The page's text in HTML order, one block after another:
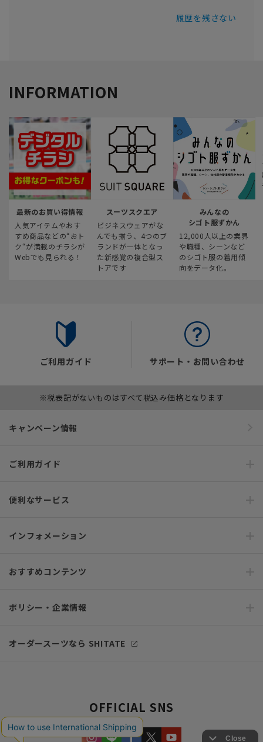
履歴を残さない
INFORMATION
最新のお買い得情報
人気アイテムやおす
すめ商品などの“おト
ク“が満載のチラシが
Webでも見られる！
スーツスクエア
ビジネスウェアがな
んでも揃う、4つのブ
ランドが一体となっ
た新感覚の複合型ス
トアです
みんなの
シゴト服ずかん
12,000人以上の業界
や職種、シーンなど
のシゴト服の着用傾
向をデータ化。
ご利用ガイド サポート・お問い合わせ
※税表記がないものはすべて税込み価格となります
キャンペーン情報
ご利用ガイド
便利なサービス
インフォメーション
おすすめコンテンツ
ポリシー・企業情報
オーダースーツなら SHITATE
OFFICIAL SNS